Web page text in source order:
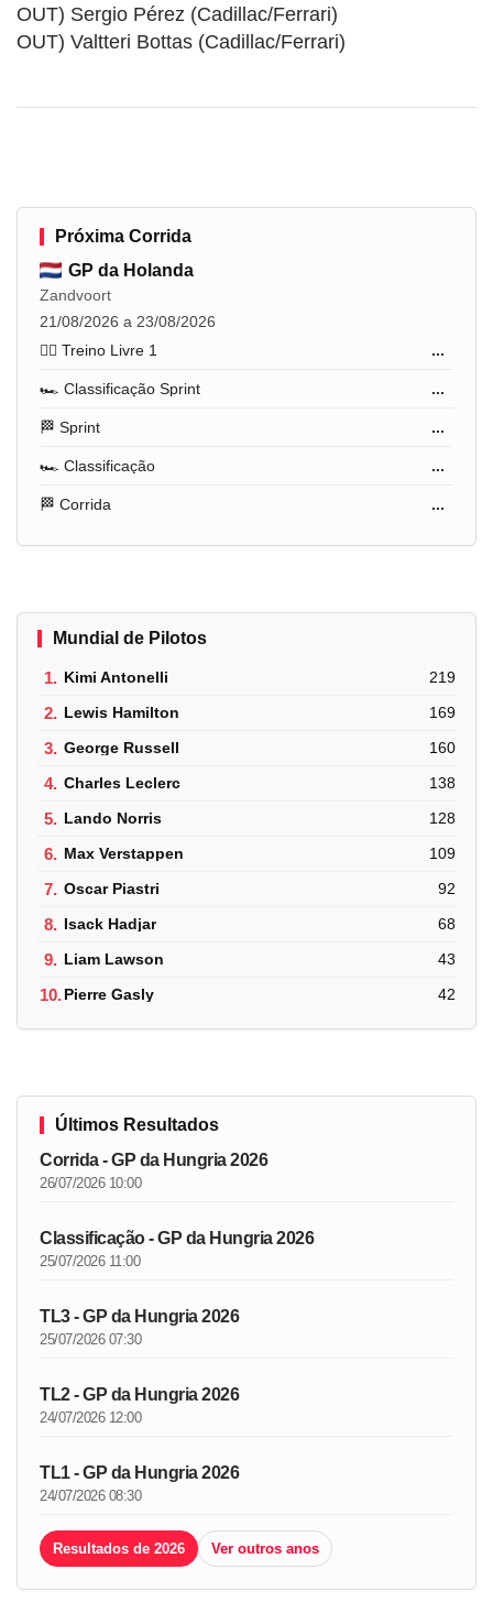
OUT) Sergio Pérez (Cadillac/Ferrari)
OUT) Valtteri Bottas (Cadillac/Ferrari)
Próxima Corrida
GP da Holanda
Zandvoort
21/08/2026 a 23/08/2026
🏋️‍♂️ Treino Livre 1
...
🏎️ Classificação Sprint ...
🏁 Sprint ...
🏎️ Classificação ...
🏁 Corrida ...
Mundial de Pilotos
1. Kimi Antonelli 219
2. Lewis Hamilton 169
3. George Russell 160
4. Charles Leclerc 138
5. Lando Norris 128
6. Max Verstappen 109
7. Oscar Piastri 92
8. Isack Hadjar 68
9. Liam Lawson 43
10.Pierre Gasly 42
Últimos Resultados
Corrida - GP da Hungria 2026
26/07/2026 10:00
Classificação - GP da Hungria 2026
25/07/2026 11:00
TL3 - GP da Hungria 2026
25/07/2026 07:30
TL2 - GP da Hungria 2026
24/07/2026 12:00
TL1 - GP da Hungria 2026
24/07/2026 08:30
Resultados de 2026 Ver outros anos